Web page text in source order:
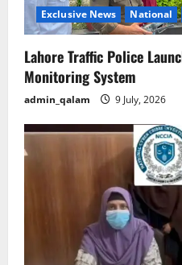
Exclusive News National
Lahore Traffic Police
Monitoring System
admin_qalam 9 July, 2026